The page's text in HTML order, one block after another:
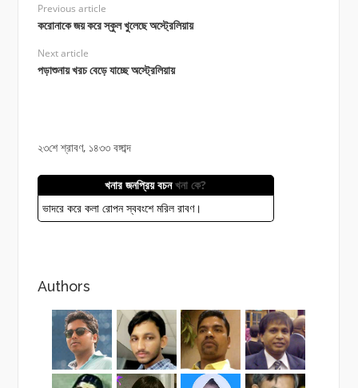
Previous article
করোনাকে জয় করে স্কুল খুলেছে অস্ট্রেলিয়ায়
Next article
পড়াশুনায় খরচ বেড়ে যাচ্ছে অস্ট্রেলিয়ায়
২৩শে শ্রাবণ, ১৪৩৩ বঙ্গাব্দ
খনার জনপ্রিয় বচনখনা কে?
ভাদরে করে কলা রোপন স্ববংশে মরিল রাবণ।
Authors